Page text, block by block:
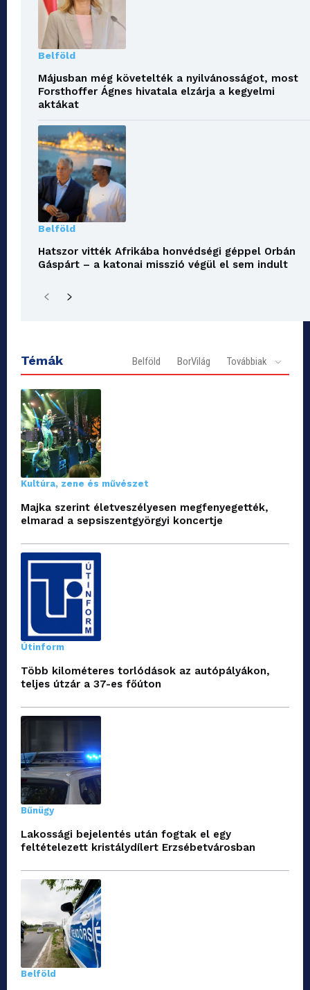
Belföld
Májusban még követelték a nyilvánosságot, most
Forsthoffer Ágnes hivatala elzárja a kegyelmi
aktákat
Belföld
Hatszor vitték Afrikába honvédségi géppel Orbán
Gáspárt – a katonai misszió végül el sem indult
Témák Belföld BorVilág Továbbiak
Kultúra, zene és művészet
Majka szerint életveszélyesen megfenyegették,
elmarad a sepsiszentgyörgyi koncertje
Útinform
Több kilométeres torlódások az autópályákon,
teljes útzár a 37-es főúton
Bűnügy
Lakossági bejelentés után fogtak el egy
feltételezett kristálydílert Erzsébetvárosban
Belföld